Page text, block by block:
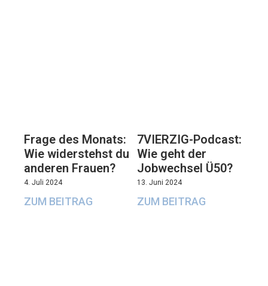
Frage des Monats:
Wie widerstehst du
anderen Frauen?
4. Juli 2024
ZUM BEITRAG
7VIERZIG-Podcast:
Wie geht der
Jobwechsel Ü50?
13. Juni 2024
ZUM BEITRAG